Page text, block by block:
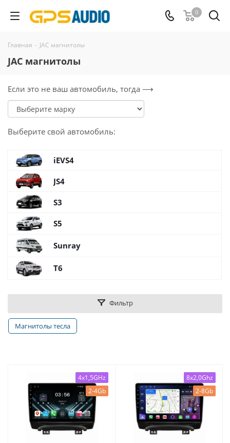
0
Главная - JAC магнитолы
JAC магнитолы
Если это не ваш автомобиль, тогда ⟶
Выберите свой автомобиль:
iEVS4
JS4
S3
S5
Sunray
T6
Фильтр
Магнитолы тесла
4x1,5GHz
2-4Gb
8x2,0Ghz
2-8Gb